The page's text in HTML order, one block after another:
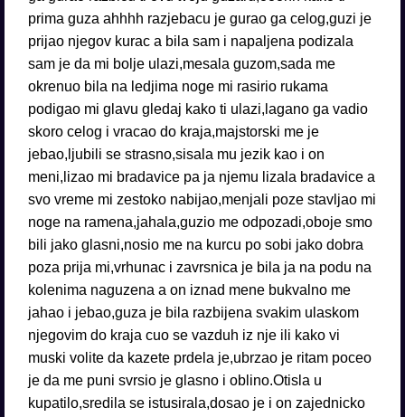
prima guza ahhhh razjebacu je gurao ga celog,guzi je
prijao njegov kurac a bila sam i napaljena podizala
sam je da mi bolje ulazi,mesala guzom,sada me
okrenuo bila na ledjima noge mi rasirio rukama
podigao mi glavu gledaj kako ti ulazi,lagano ga vadio
skoro celog i vracao do kraja,majstorski me je
jebao,ljubili se strasno,sisala mu jezik kao i on
meni,lizao mi bradavice pa ja njemu lizala bradavice a
svo vreme mi zestoko nabijao,menjali poze stavljao mi
noge na ramena,jahala,guzio me odpozadi,oboje smo
bili jako glasni,nosio me na kurcu po sobi jako dobra
poza prija mi,vrhunac i zavrsnica je bila ja na podu na
kolenima naguzena a on iznad mene bukvalno me
jahao i jebao,guza je bila razbijena svakim ulaskom
njegovim do kraja cuo se vazduh iz nje ili kako vi
muski volite da kazete prdela je,ubrzao je ritam poceo
je da me puni svrsio je glasno i oblino.Otisla u
kupatilo,sredila se istusirala,dosao je i on zajednicko